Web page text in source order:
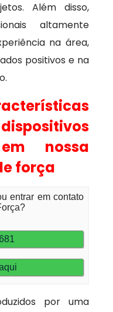
Além disso,
altamente
na área,
positivos e na
nossa
força
entrar em contato
por uma